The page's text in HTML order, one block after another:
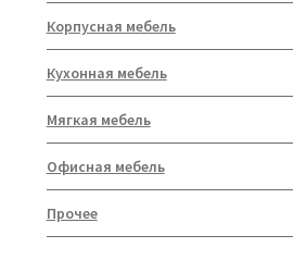
Корпусная мебель
Кухонная мебель
Мягкая мебель
Офисная мебель
Прочее